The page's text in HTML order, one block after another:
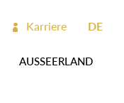
AUSSEERLAND
Karriere DE